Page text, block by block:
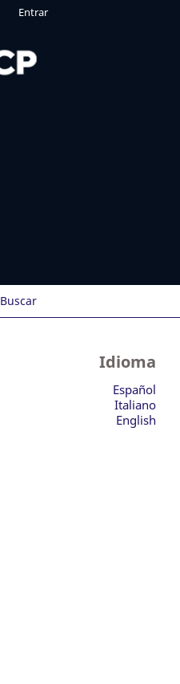
Buscar
Entrar
Idioma
Español
Italiano
English